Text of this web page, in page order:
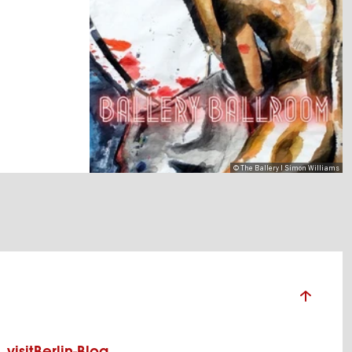
© The Ballery I Simon Williams